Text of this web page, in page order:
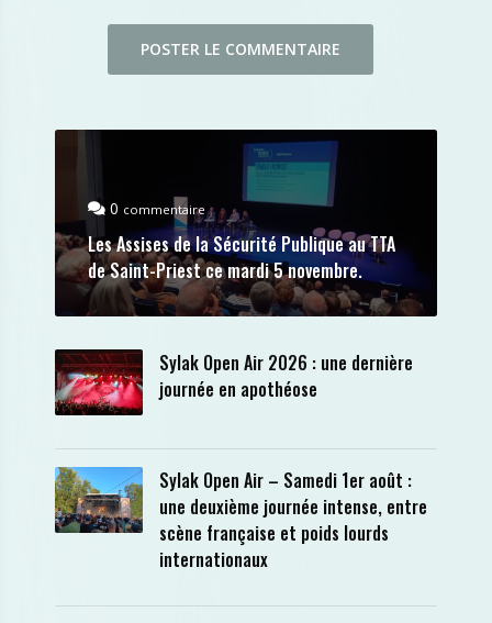
0 commentaire
Les Assises de la Sécurité Publique au TTA
de Saint-Priest ce mardi 5 novembre.
Sylak Open Air 2026 : une dernière
journée en apothéose
Sylak Open Air – Samedi 1er août :
une deuxième journée intense, entre
scène française et poids lourds
internationaux